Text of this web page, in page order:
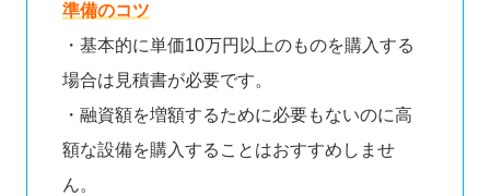
準備のコツ
・基本的に単価10万円以上のものを購入する
場合は見積書が必要です。
・融資額を増額するために必要もないのに高
額な設備を購入することはおすすめしませ
ん。